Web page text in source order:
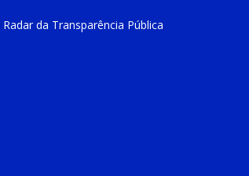
Radar da Transparência Pública